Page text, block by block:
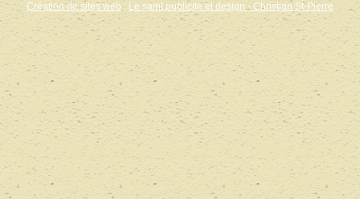
Création de sites web : Le saint publicité et design - Christian St-Pierre